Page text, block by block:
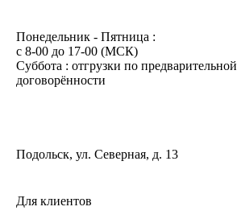
Понедельник - Пятница :
c 8-00 до 17-00 (МСК)
Суббота : отгрузки по предварительной
договорённости
Подольск, ул. Северная, д. 13
Для клиентов